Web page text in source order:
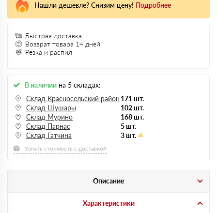
Быстрая доставка
Возврат товара 14 дней
Резка и распил
В наличии на 5 складах:
Склад Красносельский район 171 шт.
Склад Шушары
102 шт.
Склад Мурино
168 шт.
Склад Парнас
5 шт.
Склад Гатчина
3 шт.
Узнать стоимость с доставкой
Нашли дешевле? Снизим цену! Подробнее
Описание
Характеристики